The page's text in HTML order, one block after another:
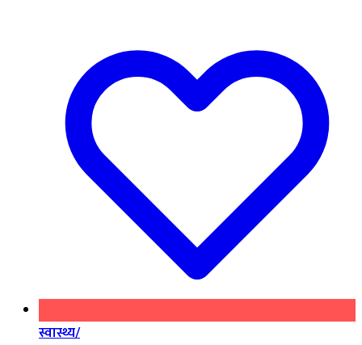
स्वास्थ्य/